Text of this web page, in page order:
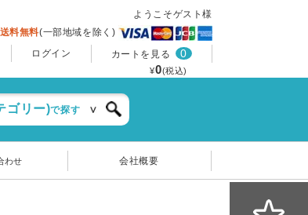
ようこそゲスト様
送料無料(一部地域を除く)
ログイン カートを見る 0
¥0(税込)
ゴリー)で探す
わせ 会社概要